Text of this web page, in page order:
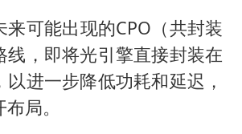
来可能出现的CPO（共封装
线，即将光引擎直接封装在
进一步降低功耗和延迟，
局。